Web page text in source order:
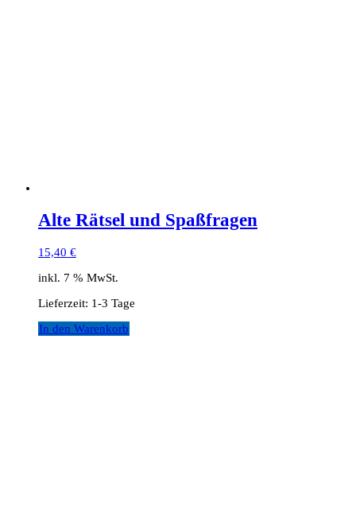
Alte Rätsel und Spaßfragen
15,40 €
inkl. 7 % MwSt.
Lieferzeit: 1-3 Tage
In den Warenkorb